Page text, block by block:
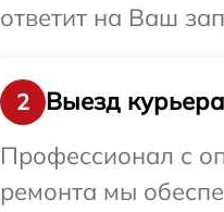
ответит на Ваш
2
Выезд
Профессионал с
ремонта мы